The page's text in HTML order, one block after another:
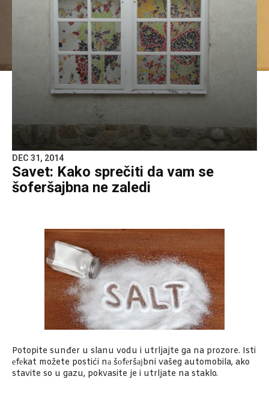
DEC 31, 2014
Savet: Kako sprečiti da vam se
šoferšajbna ne zaledi
Potopite sunđer u slanu vodu i utrljajte ga na prozore. Isti
еfеkat možete postići nа šоfеršајbni vašeg automobila, ako
stavite so u gazu, pokvasite je i utrljate na staklo.